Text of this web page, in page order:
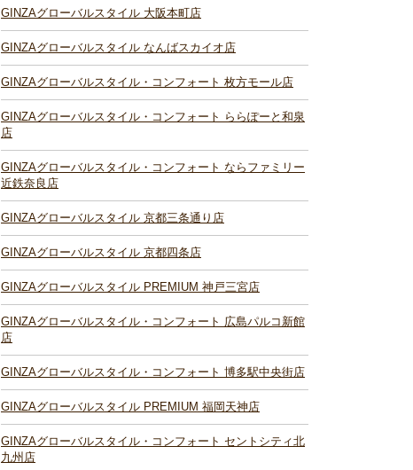
GINZAグローバルスタイル 大阪本町店
GINZAグローバルスタイル なんばスカイオ店
GINZAグローバルスタイル・コンフォート 枚方モール店
GINZAグローバルスタイル・コンフォート ららぽーと和泉
店
GINZAグローバルスタイル・コンフォート ならファミリー
近鉄奈良店
GINZAグローバルスタイル 京都三条通り店
GINZAグローバルスタイル 京都四条店
GINZAグローバルスタイル PREMIUM 神戸三宮店
GINZAグローバルスタイル・コンフォート 広島パルコ新館
店
GINZAグローバルスタイル・コンフォート 博多駅中央街店
GINZAグローバルスタイル PREMIUM 福岡天神店
GINZAグローバルスタイル・コンフォート セントシティ北
九州店